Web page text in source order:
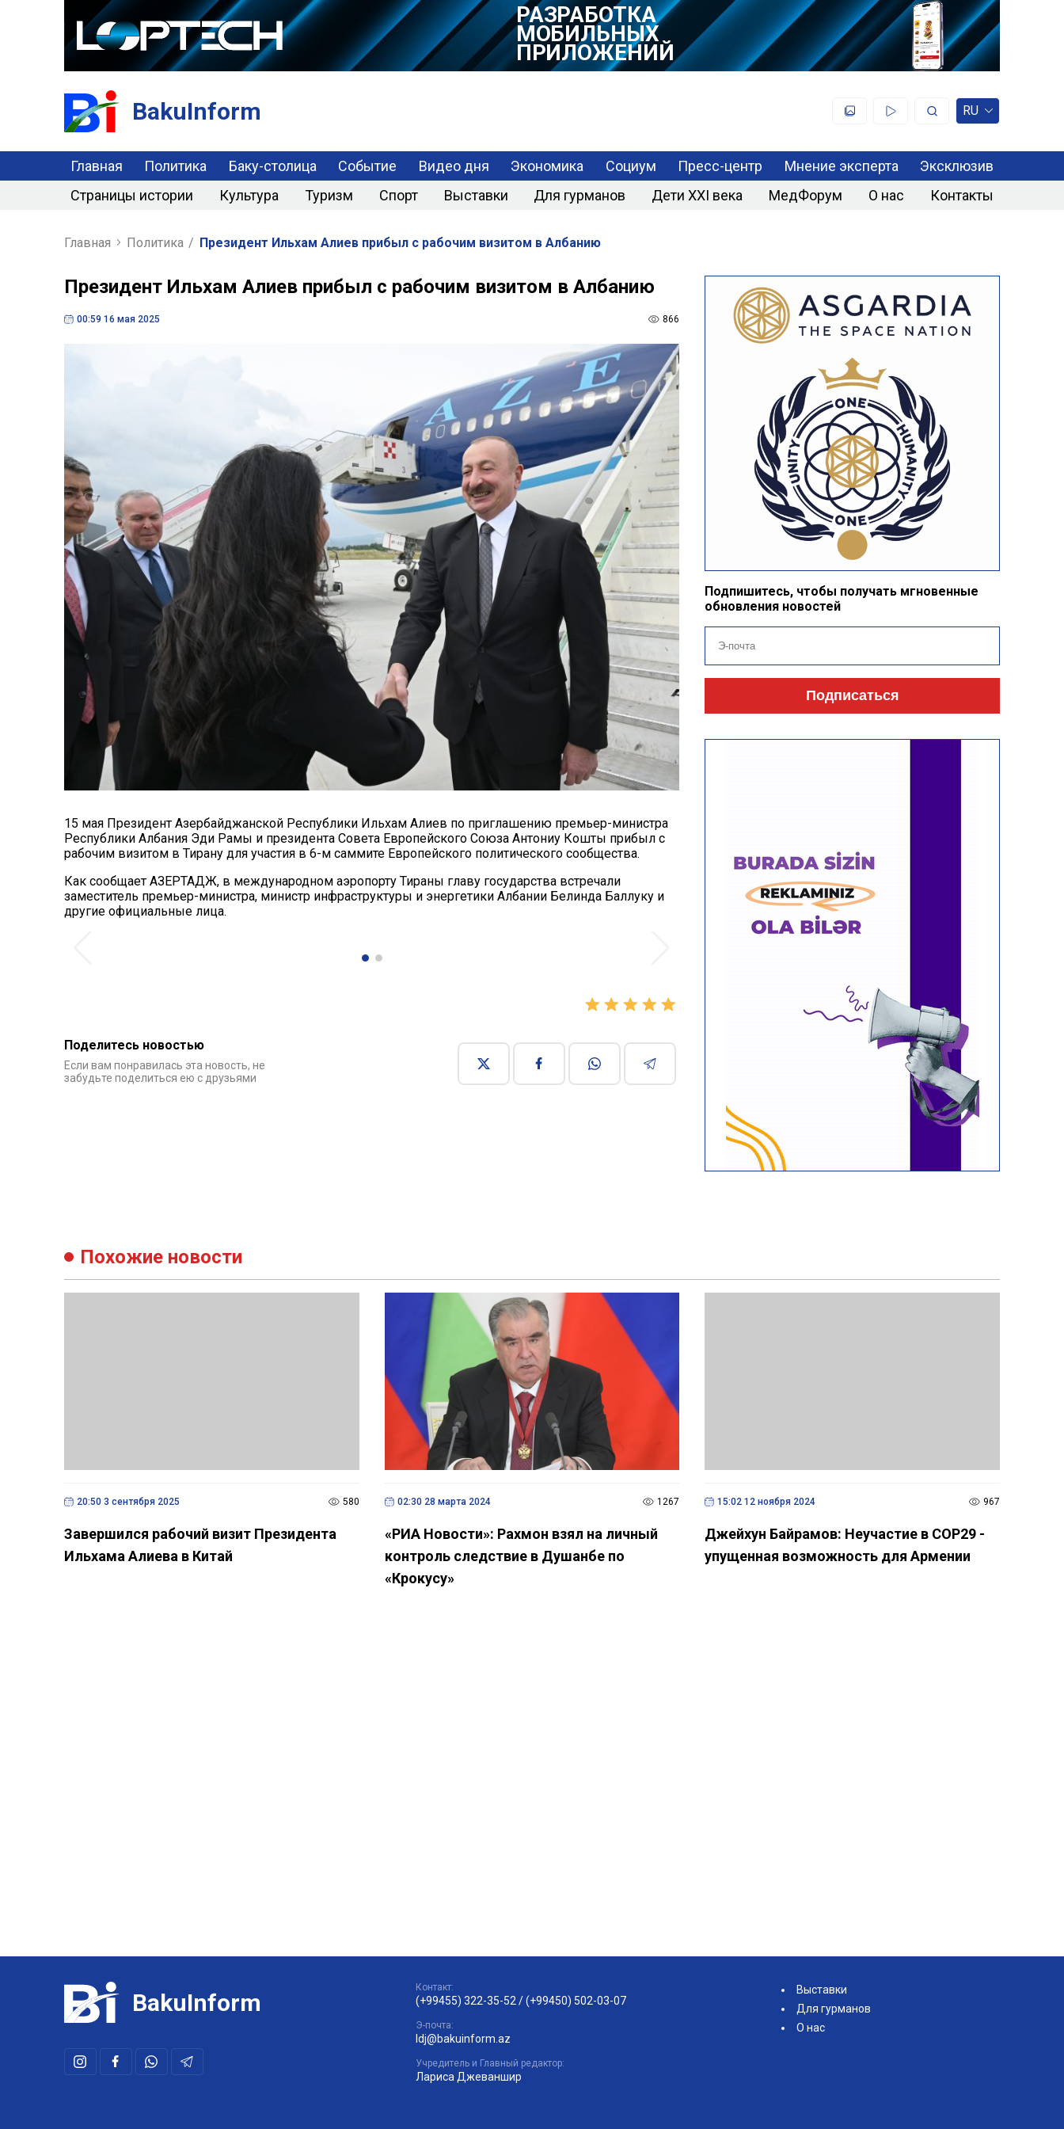
РАЗРАБОТКА
МОБИЛЬНЫХ
ПРИЛОЖЕНИЙ
BakuInform RU
Главная Политика Баку-столица Событие Видео дня Экономика Социум Пресс-центр Мнение эксперта
Эксклюзив
Страницы истории
Культура Туризм Спорт Выставки Для гурманов Дети XXI века МедФорум О нас Контакты
Главная Политика / Президент Ильхам Алиев прибыл с рабочим визитом в Албанию
Президент Ильхам Алиев прибыл с рабочим визитом в Албанию
00:59 16 мая 2025 866
15 мая Президент Азербайджанской Республики Ильхам Алиев по приглашению премьер-министра
Республики Албания Эди Рамы и президента Совета Европейского Союза Антониу Кошты прибыл с
рабочим визитом в Тирану для участия в 6-м саммите Европейского политического сообщества.
Как сообщает АЗЕРТАДЖ, в международном аэропорту Тираны главу государства встречали
заместитель премьер-министра, министр инфраструктуры и энергетики Албании Белинда Баллуку и
другие официальные лица.
Поделитесь новостью
Если вам понравилась эта новость, не
забудьте поделиться ею с друзьями
Подпишитесь, чтобы получать мгновенные
обновления новостей
Подписаться
Похожие новости
20:50 3 сентября 2025 580
Завершился рабочий визит Президента
Ильхама Алиева в Китай
02:30 28 марта 2024 1267
«РИА Новости»: Рахмон взял на личный
контроль следствие в Душанбе по
«Крокусу»
15:02 12 ноября 2024 967
Джейхун Байрамов: Неучастие в COP29 -
упущенная возможность для Армении
BakuInform
Контакт:
(+99455) 322-35-52 /(+99450) 502-03-07
Э-почта:
ldj@bakuinform.az
Учредитель и Главный редактор:
Лариса Джеваншир
Выставки
Для гурманов
О нас